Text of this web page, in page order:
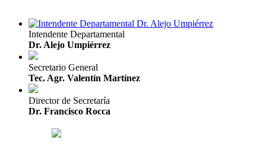
Intendente Departamental
Dr. Alejo Umpiérrez
Secretario General
Tec. Agr. Valentín Martínez
Director de Secretaría
Dr. Francisco Rocca